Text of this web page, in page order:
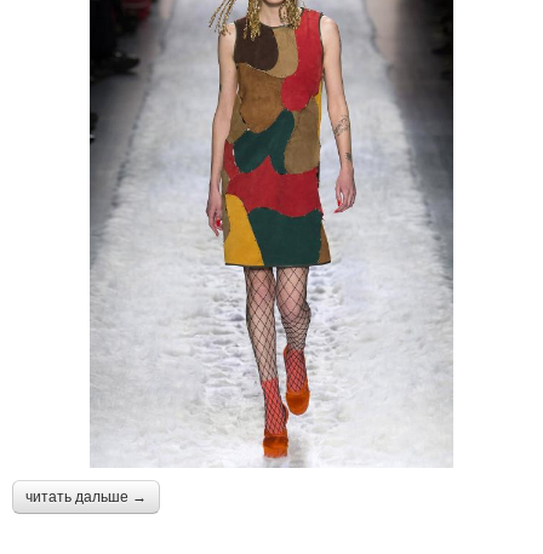
читать дальше →